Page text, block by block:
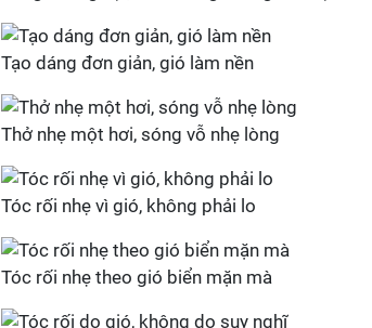
Tạo dáng đơn giản, gió làm nền
Thở nhẹ một hơi, sóng vỗ nhẹ lòng
Tóc rối nhẹ vì gió, không phải lo
Tóc rối nhẹ theo gió biển mặn mà